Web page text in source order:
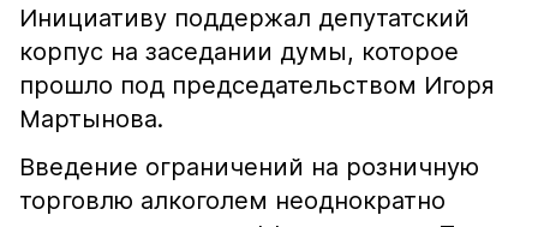
Инициативу поддержал депутатский
корпус на заседании думы, которое
прошло под председательством Игоря
Мартынова.
Введение ограничений на розничную
торговлю алкоголем неоднократно